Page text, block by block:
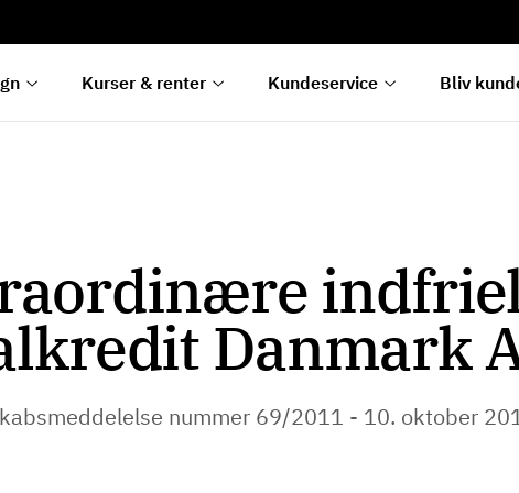
Kurser & renter Kundeservice Bliv
Danmark
nummer 69/2011 - 10. oktober